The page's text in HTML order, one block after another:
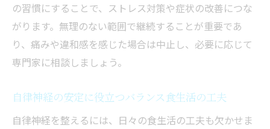
の習慣にすることで、ストレス対策や症状の改善につな
がります。無理のない範囲で継続することが重要であ
り、痛みや違和感を感じた場合は中止し、必要に応じて
専門家に相談しましょう。
自律神経の安定に役立つバランス食生活の工夫
自律神経を整えるには、日々の食生活の工夫も欠かせま